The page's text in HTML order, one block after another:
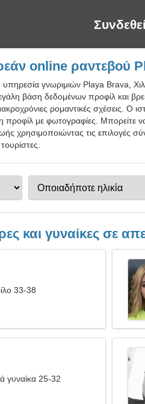
online ραντεβού
υπηρεσία γνωριμιών Playa Brava,
βάση δεδομένων προφίλ και
ρομαντικές σχέσεις.
με φωτογραφίες. Μπορείτε να
χρησιμοποιώντας τις επιλογές
και γυναίκες σε
33-38
γυναίκα 25-32